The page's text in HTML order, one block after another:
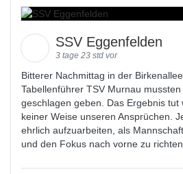
SSV Eggenfelden
3 tage 23 std vor
Bitterer Nachmittag in der
Tabellenführer TSV Murnau
geschlagen geben. Das Ergebnis tut
keiner Weise unseren Ansprüchen.
ehrlich aufzuarbeiten, als
und den Fokus nach vorne zu